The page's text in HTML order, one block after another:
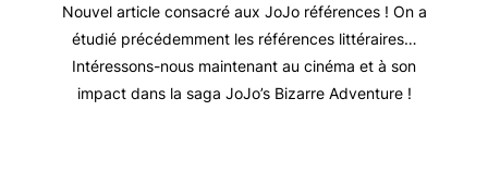
Nouvel article consacré aux JoJo références ! On a
étudié précédemment les références littéraires…
Intéressons-nous maintenant au cinéma et à son
impact dans la saga JoJo’s Bizarre Adventure !